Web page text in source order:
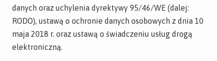
danych oraz uchylenia dyrektywy 95/46/WE (dalej:
RODO), ustawą o ochronie danych osobowych z dnia 10
maja 2018 r. oraz ustawą o świadczeniu usług drogą
elektroniczną.